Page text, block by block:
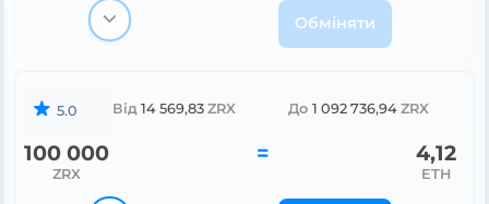
Обміняти
5.0 Від 14 569,83 ZRX До 1 092 736,94 ZRX
100 000
ZRX
= 4,12
ETH